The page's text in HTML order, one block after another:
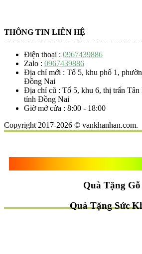
THÔNG TIN LIÊN HỆ
Điện thoại : 0967439886
Zalo : 0967439886
Địa chỉ mới : Tổ 5, khu phố 1,
Đồng Nai
Địa chỉ cũ : Tổ 5, khu 6, thị trấn Tân
tỉnh Đồng Nai
Giờ mở cửa : 8:00 - 18:00
Copyright 2017-2026 © vankhanhan.com.
Quà Tặng Gỗ
Quà Tặng Sức